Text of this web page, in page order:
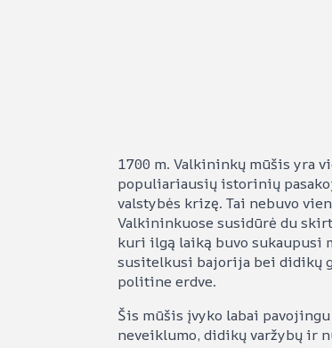
1700 m. Valkininkų mūšis yra
populiariausių istorinių
valstybės krizę. Tai nebuvo
Valkininkuose susidūrė du
kuri ilgą laiką buvo sukaupusi
susitelkusi bajorija bei didikų
politine erdve.
Šis mūšis įvyko labai
neveiklumo, didikų varžybų ir